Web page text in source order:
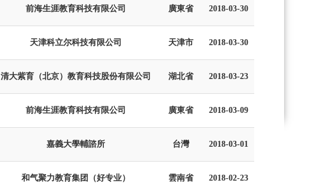
前海生涯教育科技有限公司 廣東省 2018-03-30
天津科立尔科技有限公司 天津市 2018-03-30
清大紫育（北京）教育科技股份有限公司 湖北省 2018-03-23
前海生涯教育科技有限公司 廣東省 2018-03-09
嘉義大學輔諮所 台灣 2018-03-01
和气聚力教育集团（好专业） 雲南省 2018-02-23